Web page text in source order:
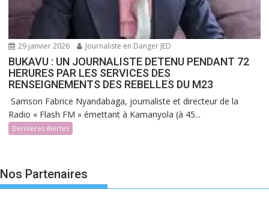
29 janvier 2026 Journaliste en Danger JED
BUKAVU : UN JOURNALISTE DETENU PENDANT 72
HERURES PAR LES SERVICES DES
RENSEIGNEMENTS DES REBELLES DU M23
Samson Fabrice Nyandabaga, journaliste et directeur de la
Radio « Flash FM » émettant à Kamanyola (à 45...
Dernières Alertes
Nos Partenaires